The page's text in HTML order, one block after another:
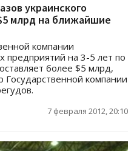
украинского
млрд на ближайшие
компании
предприятий на 3-5 лет по
более $5 млрд,
Государственной компании
7 февраля 2012, 20:10